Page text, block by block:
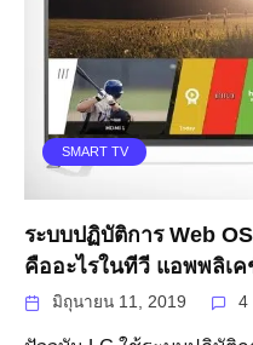
SMART TV
ระบบปฏิบัติการ Web
คืออะไรในทีวี แอพพลิเค
มิถุนายน 11, 2019 4